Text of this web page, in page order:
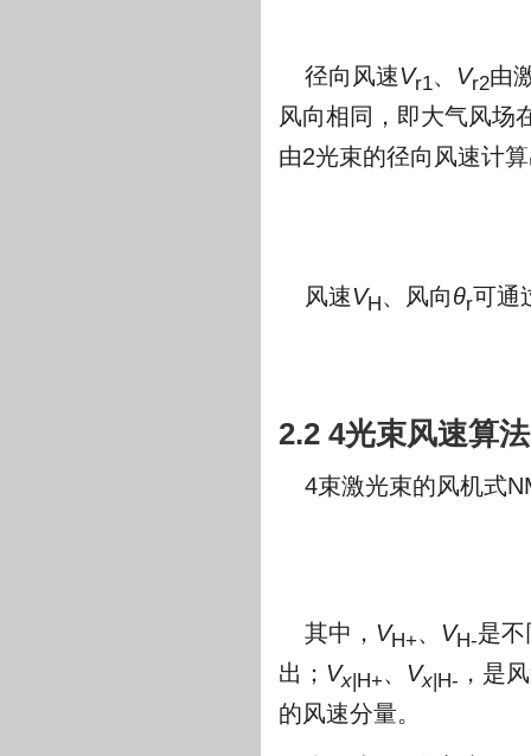
径向风速Vr1、 Vr2由
风向相同，即大气风场
由2光束的径向风速计
风速VH、风向θr可通
2.2 4光束风速算法
4束激光束的风机式
其中， VH+、 VH-是
出； Vx|H+、 Vx|H- ，是
的风速分量。